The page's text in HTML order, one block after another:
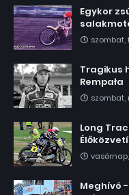
Egykor
szombat,
Tragikus
Rempała
szombat,
Long
Meghívó